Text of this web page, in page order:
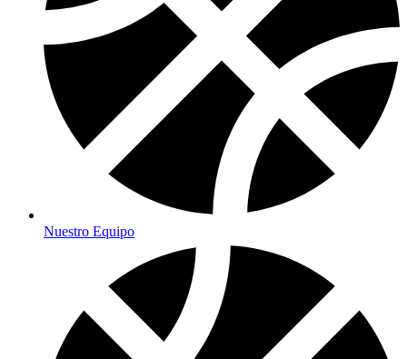
Nuestro Equipo